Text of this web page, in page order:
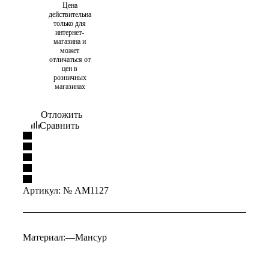
Цена
действительна
только для
интернет-
магазина и
может
отличаться от
цен в
розничных
магазинах
Отложить
Сравнить
Артикул: № AM1127
Материал:—Мансур